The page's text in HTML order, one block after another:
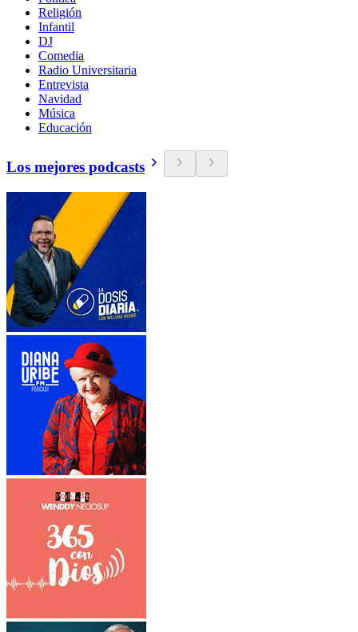
Religión
Infantil
DJ
Comedia
Radio Universitaria
Entrevista
Navidad
Música
Educación
Los mejores podcasts